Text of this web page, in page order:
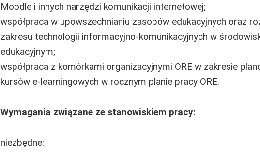
Moodle i innych narzędzi komunikacji internetowej;
współpraca w upowszechnianiu zasobów edukacyjnych oraz
zakresu technologii informacyjno-komunikacyjnych w
edukacyjnym;
współpraca z komórkami organizacyjnymi ORE w zakresie
kursów e-learningowych w rocznym planie pracy ORE.
Wymagania związane ze stanowiskiem pracy:
niezbędne: